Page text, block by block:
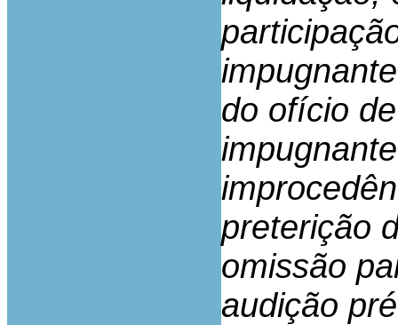
do ofício
preterição
omissão
audição